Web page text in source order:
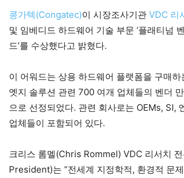
콩가텍(Congatec)이 시장조사기관 VDC 리
및 임베디드 하드웨어 기술 부문 ‘플래티넘
드’를 수상했다고 밝혔다.
이 어워드는 상용 하드웨어 플랫폼을 구매하
엣지 솔루션 관련 700 여개 업체들의 벤더
으로 선정되었다. 관련 회사로는 OEMs, SI,
업체들이 포함되어 있다.
크리스 롬멜(Chris Rommel) VDC 리서치
President)는 “전세계 지정학적, 환경적 문